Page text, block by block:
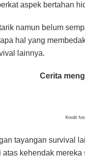
aspek bertahan
namun belum
hal yang
lainnya.
Cerita
Kredit
tayangan survival
atas kehendak